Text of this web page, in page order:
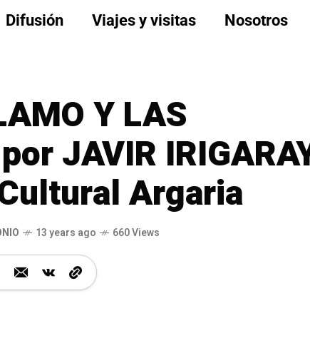
Difusión Viajes y visitas Nosotros
Y LAS
JAVIR
Argaria
13 years ago 660 Views